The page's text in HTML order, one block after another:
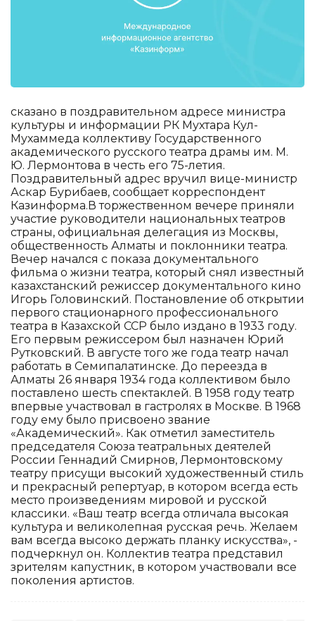
сказано в поздравительном адресе министра
культуры и информации РК Мухтара Кул-
Мухаммеда коллективу Государственного
академического русского театра драмы им. М.
Ю. Лермонтова в честь его 75-летия.
Поздравительный адрес вручил вице-министр
Аскар Бурибаев, сообщает корреспондент
Казинформа.В торжественном вечере приняли
участие руководители национальных театров
страны, официальная делегация из Москвы,
общественность Алматы и поклонники театра.
Вечер начался с показа документального
фильма о жизни театра, который снял известный
казахстанский режиссер документального кино
Игорь Головинский. Постановление об открытии
первого стационарного профессионального
театра в Казахской ССР было издано в 1933 году.
Его первым режиссером был назначен Юрий
Рутковский. В августе того же года театр начал
работать в Семипалатинске. До переезда в
Алматы 26 января 1934 года коллективом было
поставлено шесть спектаклей. В 1958 году театр
впервые участвовал в гастролях в Москве. В 1968
году ему было присвоено звание
«Академический». Как отметил заместитель
председателя Союза театральных деятелей
России Геннадий Смирнов, Лермонтовскому
театру присущи высокий художественный стиль
и прекрасный репертуар, в котором всегда есть
место произведениям мировой и русской
классики. «Ваш театр всегда отличала высокая
культура и великолепная русская речь. Желаем
вам всегда высоко держать планку искусства», -
подчеркнул он. Коллектив театра представил
зрителям капустник, в котором участвовали все
поколения артистов.